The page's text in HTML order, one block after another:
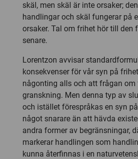
skäl, men skäl är inte orsaker;
handlingar och skäl fungerar på
orsaker. Tal om frihet hör till den
senare.
Lorentzon avvisar
konsekvenser för vår syn på
någonting alls och att frågan
granskning. Men denna typ av
och istället förespråkas en syn
något snarare än att hävda
andra former av begränsningar,
markerar handlingen som
kunna återfinnas i en